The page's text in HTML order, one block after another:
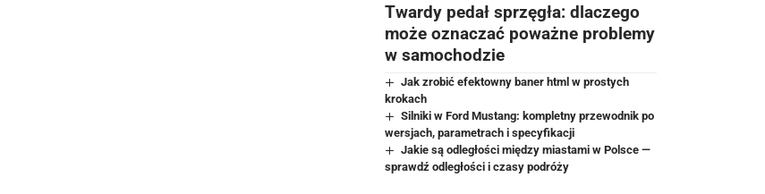
Twardy pedał sprzęgła: dlaczego
może oznaczać poważne problemy
w samochodzie
Jak zrobić efektowny baner html w prostych
krokach
Silniki w Ford Mustang: kompletny przewodnik po
wersjach, parametrach i specyfikacji
Jakie są odległości między miastami w Polsce —
sprawdź odległości i czasy podróży